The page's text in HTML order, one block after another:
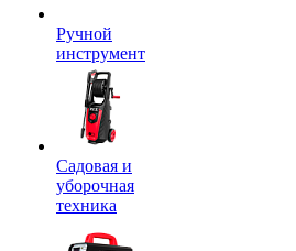
Ручной
инструмент
Садовая и
уборочная
техника